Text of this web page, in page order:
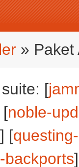
» Paket
[
[noble-
] [
backports